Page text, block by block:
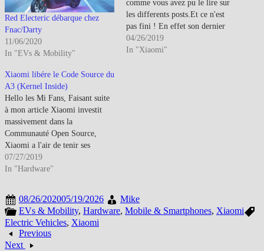
Red Electeric débarque chez
Fnac/Darty
11/06/2020
In "EVs & Mobility"
comme vous avez pu le lire sur
les differents posts.Et ce n'est
pas fini ! En effet son dernier
projet de Crownfunding en
partenariat avec Himo a atteint
04/26/2019
In "Xiaomi"
Xiaomi libére le Code Source du
A3 (Kernel Inside)
Hello les Mi Fans, Faisant suite
à mon article Xiaomi investit
massivement dans la
Communauté Open Source,
Xiaomi a l'air de tenir ses
promesses sur le sujet. A peine
sorti, le Mi A3 a vu son code
Kernel en anglais) publié sur le
site Github. Grâce à cela,…
07/27/2019
In "Hardware"
08/26/202005/19/2026
Mike
EVs & Mobility, Hardware, Mobile & Smartphones, Xiaomi
Electric Vehicles, Xiaomi
Previous
Next